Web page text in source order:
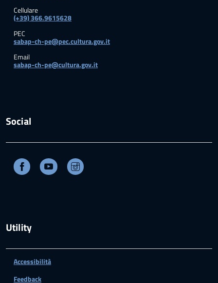
Cellulare
(+39) 366.9615628
PEC
sabap-ch-pe@pec.cultura.gov.it
Email
sabap-ch-pe@cultura.gov.it
Social
Facebook Youtube
Utility
Accessibilità
Feedback